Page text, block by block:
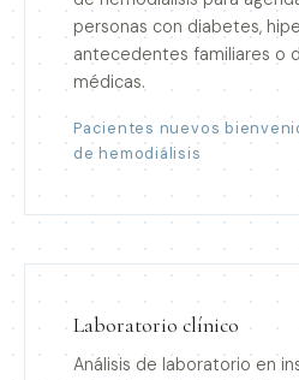
personas con diabetes,
antecedentes familiares o
médicas.
Pacientes nuevos
de hemodiálisis
Laboratorio clínico
Análisis de laboratorio en